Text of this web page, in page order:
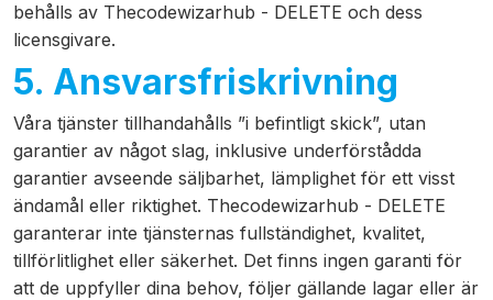
behålls av Thecodewizarhub - DELETE och dess
licensgivare.
5. Ansvarsfriskrivning
Våra tjänster tillhandahålls ”i befintligt skick”, utan
garantier av något slag, inklusive underförstådda
garantier avseende säljbarhet, lämplighet för ett visst
ändamål eller riktighet. Thecodewizarhub - DELETE
garanterar inte tjänsternas fullständighet, kvalitet,
tillförlitlighet eller säkerhet. Det finns ingen garanti för
att de uppfyller dina behov, följer gällande lagar eller är